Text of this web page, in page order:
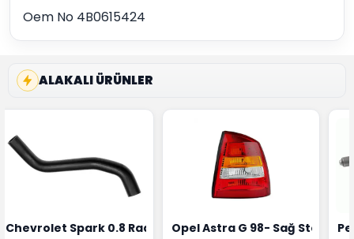
Oem No 4B0615424
ALAKALI ÜRÜNLER
1628HN-0258010081
Alternatörü Valeo Marka 05E903018G
Chevrolet Spark 0.8 Radyatör Üst Hortumu Rapro Marka
Opel Astra G 98- Sağ Stop